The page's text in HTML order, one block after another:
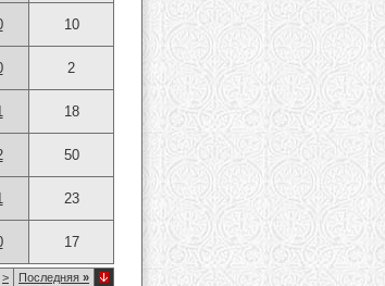
10
2
18
50
23
17
> Последняя »